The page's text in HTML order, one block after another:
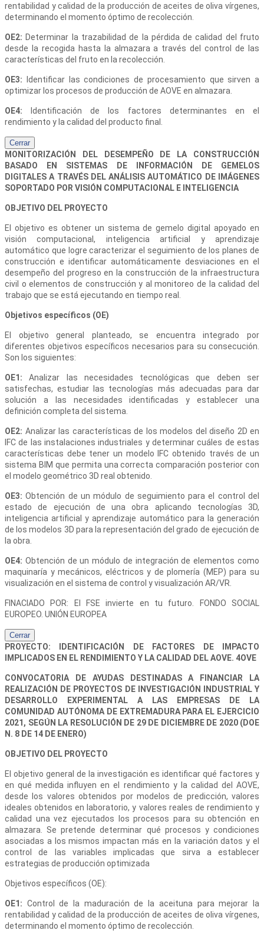
rentabilidad y calidad de la producción de aceites de oliva vírgenes,
determinando el momento óptimo de recolección.
OE2: Determinar la trazabilidad de la pérdida de calidad del fruto
desde la recogida hasta la almazara a través del control de las
características del fruto en la recolección.
OE3:
Identificar las condiciones de procesamiento que sirven a
optimizar los procesos de producción de AOVE en almazara.
OE4:
Identificación de los factores determinantes en el
rendimiento y la calidad del producto final.
Cerrar
MONITORIZACIÓN DEL DESEMPEÑO DE LA CONSTRUCCIÓN
BASADO EN SISTEMAS DE INFORMACIÓN DE GEMELOS
DIGITALES A TRAVÉS DEL ANÁLISIS AUTOMÁTICO DE IMÁGENES
SOPORTADO POR VISIÓN COMPUTACIONAL E INTELIGENCIA
OBJETIVO DEL PROYECTO
El objetivo es obtener un sistema de gemelo digital apoyado en
visión computacional, inteligencia artificial y aprendizaje
automático que logre caracterizar el seguimiento de los planes de
construcción e identificar automáticamente desviaciones en el
desempeño del progreso en la construcción de la infraestructura
civil o elementos de construcción y al monitoreo de la calidad del
trabajo que se está ejecutando en tiempo real.
Objetivos específicos (OE)
El objetivo general planteado, se encuentra integrado por
diferentes objetivos específicos necesarios para su consecución.
Son los siguientes:
OE1: Analizar las necesidades tecnológicas que deben ser
satisfechas, estudiar las tecnologías más adecuadas para dar
solución a las necesidades identificadas y establecer una
definición completa del sistema.
OE2: Analizar las características de los modelos del diseño 2D en
IFC de las instalaciones industriales y determinar cuáles de estas
características debe tener un modelo IFC obtenido través de un
sistema BIM que permita una correcta comparación posterior con
el modelo geométrico 3D real obtenido.
OE3: Obtención de un módulo de seguimiento para el control del
estado de ejecución de una obra aplicando tecnologías 3D,
inteligencia artificial y aprendizaje automático para la generación
de los modelos 3D para la representación del grado de ejecución de
la obra.
OE4: Obtención de un módulo de integración de elementos como
maquinaría y mecánicos, eléctricos y de plomería (MEP) para su
visualización en el sistema de control y visualización AR/VR.
FINACIADO POR: El FSE invierte en tu futuro. FONDO SOCIAL
EUROPEO. UNIÓN EUROPEA
Cerrar
PROYECTO: IDENTIFICACIÓN DE FACTORES DE IMPACTO
IMPLICADOS EN EL RENDIMIENTO Y LA CALIDAD DEL AOVE. 4OVE
CONVOCATORIA DE AYUDAS DESTINADAS A FINANCIAR LA
REALIZACIÓN DE PROYECTOS DE INVESTIGACIÓN INDUSTRIAL Y
DESARROLLO EXPERIMENTAL A LAS EMPRESAS DE LA
COMUNIDAD AUTÓNOMA DE EXTREMADURA PARA EL EJERCICIO
2021, SEGÚN LA RESOLUCIÓN DE 29 DE DICIEMBRE DE 2020 (DOE
N. 8 DE 14 DE ENERO)
OBJETIVO DEL PROYECTO
El objetivo general de la investigación es identificar qué factores y
en qué medida influyen en el rendimiento y la calidad del AOVE,
desde los valores obtenidos por modelos de predicción, valores
ideales obtenidos en laboratorio, y valores reales de rendimiento y
calidad una vez ejecutados los procesos para su obtención en
almazara. Se pretende determinar qué procesos y condiciones
asociadas a los mismos impactan más en la variación datos y el
control de las variables implicadas que sirva a establecer
estrategias de producción optimizada
Objetivos específicos (OE):
OE1: Control de la maduración de la aceituna para mejorar la
rentabilidad y calidad de la producción de aceites de oliva vírgenes,
determinando el momento óptimo de recolección.